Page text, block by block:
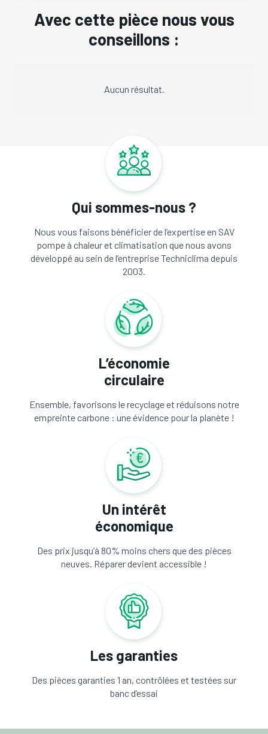
Avec cette pièce nous vous
conseillons :
Aucun résultat.
Qui sommes-nous ?
Nous vous faisons bénéficier de l’expertise en SAV
pompe à chaleur et climatisation que nous avons
développé au sein de l’entreprise Techniclima depuis
2003.
L’économie
circulaire
Ensemble, favorisons le recyclage et réduisons notre
empreinte carbone : une évidence pour la planète !
Un intérêt
économique
Des prix jusqu’à 80% moins chers que des pièces
neuves. Réparer devient accessible !
Les garanties
Des pièces garanties 1 an, contrôlées et testées sur
banc d’essai